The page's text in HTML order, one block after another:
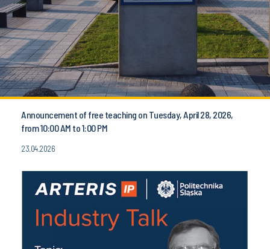
Announcement of free teaching on Tuesday, April 28, 2026,
from 10:00 AM to 1:00 PM
23.04.2026